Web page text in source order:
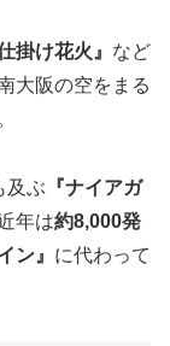
仕掛け花火』 など
大阪の空をまる
。
及ぶ 『ナイアガ
年は約8,000発
ン』 に代わって